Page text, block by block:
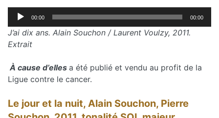
Lecteur00:00 00:00
J’ai dix ans. Alain Souchon / Laurent Voulzy, 2011.
Extrait
À cause d’elles a été publié et vendu au profit de la
Ligue contre le cancer.
Le jour et la nuit, Alain Souchon, Pierre